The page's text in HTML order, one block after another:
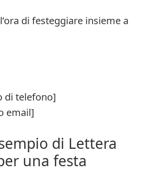
di festeggiare insieme a
di telefono]
email]
di Lettera
una festa